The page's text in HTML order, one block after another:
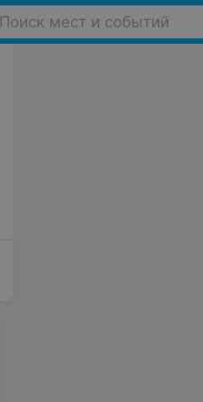
Поиск мест и событий